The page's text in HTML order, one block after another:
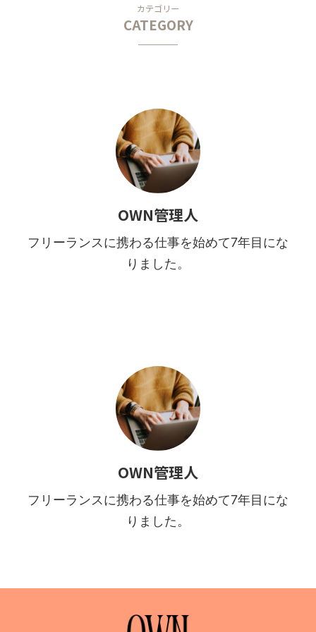
カテゴリー
CATEGORY
OWN管理人
フリーランスに携わる仕事を始めて7年目にな
りました。
OWN管理人
フリーランスに携わる仕事を始めて7年目にな
りました。